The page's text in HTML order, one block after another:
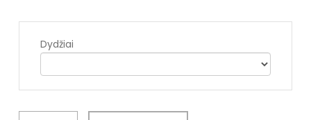
Dydžiai